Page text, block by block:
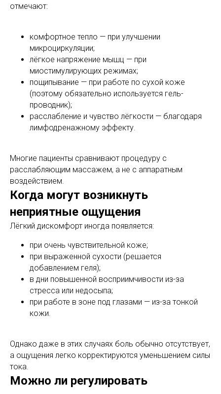
отмечают:
комфортное тепло — при улучшении
микроциркуляции;
лёгкое напряжение мышц — при
миостимулирующих режимах;
пощипывание — при работе по сухой коже
(поэтому обязательно используется гель-
проводник);
расслабление и чувство лёгкости — благодаря
лимфодренажному эффекту.
Многие пациенты сравнивают процедуру с
расслабляющим массажем, а не с аппаратным
воздействием.
Когда могут возникнуть
неприятные ощущения
Лёгкий дискомфорт иногда появляется:
при очень чувствительной коже;
при выраженной сухости (решается
добавлением геля);
в дни повышенной восприимчивости из-за
стресса или недосыпа;
при работе в зоне под глазами — из-за тонкой
кожи.
Однако даже в этих случаях боль обычно отсутствует,
а ощущения легко корректируются уменьшением силы
тока.
Можно ли регулировать